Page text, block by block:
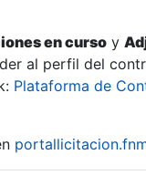
en curso y
al perfil del
Plataforma de